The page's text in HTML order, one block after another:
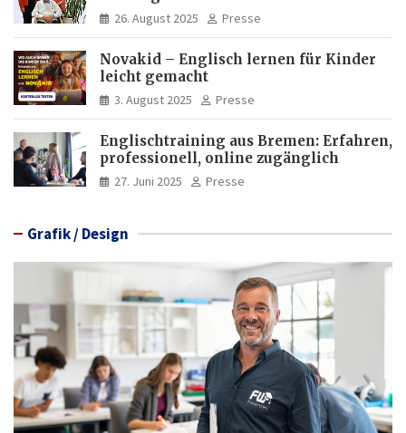
Deutschkenntnisse von Frauen
26. August 2025 Presse
Novakid – Englisch lernen für Kinder
leicht gemacht
3. August 2025 Presse
Englischtraining aus Bremen: Erfahren,
professionell, online zugänglich
27. Juni 2025 Presse
Grafik / Design